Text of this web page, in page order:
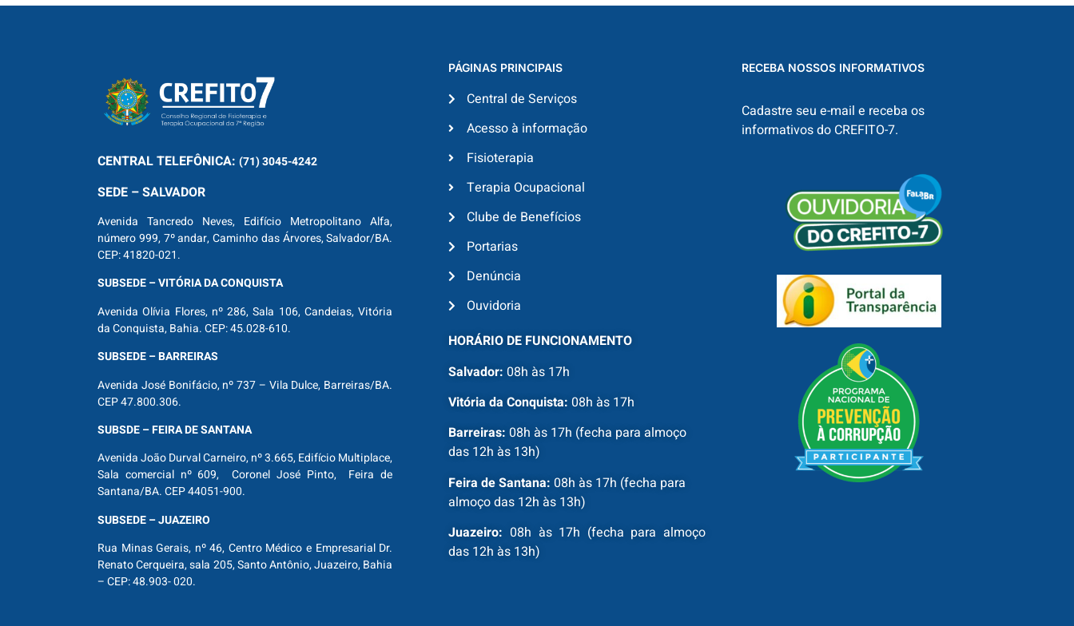
CENTRALTELEFÔNICA: (71) 3045-4242
SEDE – SALVADOR
Avenida Tancredo Neves, Edifício Metropolitano Alfa,
número 999, 7º andar, Caminho das Árvores, Salvador/BA.
CEP: 41820-021.
SUBSEDE – VITÓRIA DA CONQUISTA
Avenida Olívia Flores, nº 286, Sala 106, Candeias, Vitória
da Conquista, Bahia. CEP: 45.028-610.
SUBSEDE – BARREIRAS
Avenida José Bonifácio, nº 737 – Vila Dulce, Barreiras/BA.
CEP 47.800.306.
SUBSDE – FEIRA DE SANTANA
Avenida João Durval Carneiro, nº 3.665, Edifício Multiplace,
Sala comercial nº 609, Coronel José Pinto, Feira de
Santana/BA. CEP 44051-900.
SUBSEDE – JUAZEIRO
Rua Minas Gerais, nº 46, Centro Médico e Empresarial Dr.
Renato Cerqueira, sala 205, Santo Antônio, Juazeiro, Bahia
– CEP: 48.903- 020.
PÁGINAS PRINCIPAIS
Central de Serviços
Acesso à informação
Fisioterapia
Terapia Ocupacional
Clube de Benefícios
Portarias
Denúncia
Ouvidoria
HORÁRIO DE FUNCIONAMENTO
Salvador: 08h às 17h
Vitória da Conquista: 08h às 17h
Barreiras: 08h às 17h (fecha para almoço
das 12h às 13h)
Feira de Santana: 08h às 17h (fecha para
almoço das 12h às 13h)
Juazeiro: 08h às 17h (fecha para almoço
das 12h às 13h)
RECEBA NOSSOS INFORMATIVOS
Cadastre seu e-mail e receba os
informativos do CREFITO-7.